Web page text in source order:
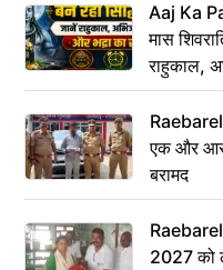
Aaj Ka
मास
राहुकाल,
Raebareli
एक और
बरामद
2027 को